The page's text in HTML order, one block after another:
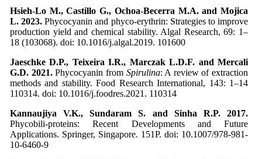
Hsieh-Lo M., Castillo G., Ochoa-Becerra M.A. and Mojica
L. 2023.Phycocyanin and phyco-erythrin: Strategies to improve
production yield and chemical stability. Algal Research, 69: 1–
18 (103068). doi: 10.1016/j.algal.2019. 101600
Jaeschke D.P., Teixeira I.R., Marczak L.D.F. and Mercali
G.D. 2021.Phycocyanin from Spirulina: A review of extraction
methods and stability. Food Research International, 143: 1–14
110314. doi: 10.1016/j.foodres.2021. 110314
Kannaujiya V.K., Sundaram S. and Sinha R.P. 2017.
Phycobili-proteins: Recent Developments and Future
Applications. Springer, Singapore. 151P. doi: 10.1007/978-981-
10-6460-9